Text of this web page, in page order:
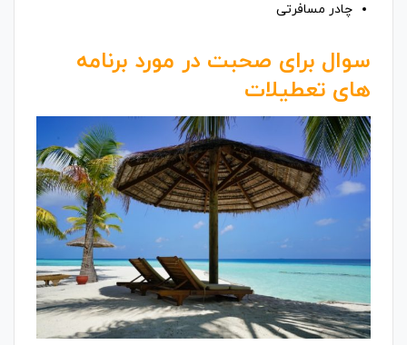
چادر مسافرتی
سوال برای صحبت در مورد برنامه
های تعطیلات